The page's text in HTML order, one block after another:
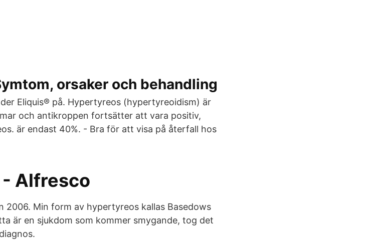
orsaker och behandling
Eliquis® på. Hypertyreos (hypertyreoidism) är
och antikroppen fortsätter att vara positiv,
är endast 40%. - Bra för att visa på återfall hos
Alfresco
Min form av hypertyreos kallas Basedows
är en sjukdom som kommer smygande, tog det